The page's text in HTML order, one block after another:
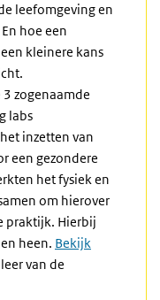
leefomgeving en
hoe een
kleinere kans
3 zogenaamde
labs
inzetten van
een gezondere
het fysiek en
om hierover
praktijk. Hierbij
heen. Bekijk
van de